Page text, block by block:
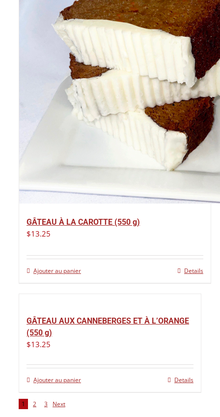
GÂTEAU À LA CAROTTE (550 g)
$13.25
Ajouter au panier Details
GÂTEAU AUX CANNEBERGES ET À L’ORANGE
(550 g)
$13.25
Ajouter au panier Details
1 2 3 Next